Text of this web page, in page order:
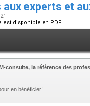
experts et
est disponible en PDF.
consulte, la référence des
en bénéficier!